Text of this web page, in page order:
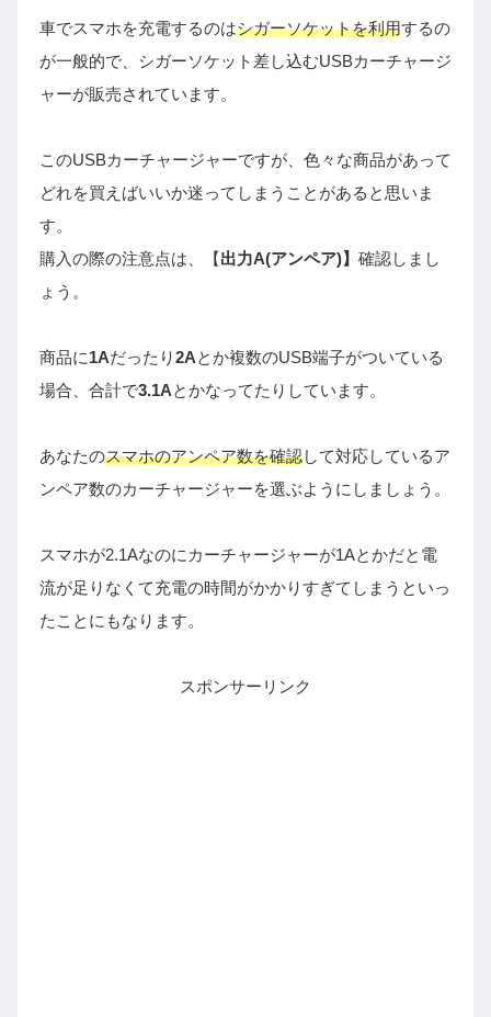
車でスマホを充電するのはシガーソケットを利用するの
が一般的で、シガーソケット差し込むUSBカーチャージ
ャーが販売されています。
このUSBカーチャージャーですが、色々な商品があって
どれを買えばいいか迷ってしまうことがあると思いま
す。
購入の際の注意点は、【出力A(アンペア)】 確認しまし
ょう。
商品に1Aだったり2Aとか複数のUSB端子がついている
場合、合計で3.1Aとかなってたりしています。
あなたのスマホのアンペア数を確認して対応しているア
ンペア数のカーチャージャーを選ぶようにしましょう。
スマホが2.1Aなのにカーチャージャーが1Aとかだと電
流が足りなくて充電の時間がかかりすぎてしまうといっ
たことにもなります。
スポンサーリンク